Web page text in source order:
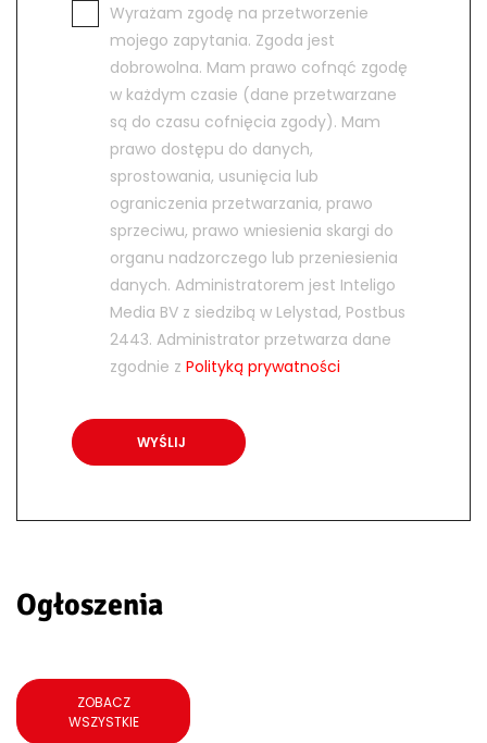
Wyrażam zgodę na przetworzenie
mojego zapytania. Zgoda jest
dobrowolna. Mam prawo cofnąć zgodę
w każdym czasie (dane przetwarzane
są do czasu cofnięcia zgody). Mam
prawo dostępu do danych,
sprostowania, usunięcia lub
ograniczenia przetwarzania, prawo
sprzeciwu, prawo wniesienia skargi do
organu nadzorczego lub przeniesienia
danych. Administratorem jest Inteligo
Media BV z siedzibą w Lelystad, Postbus
2443. Administrator przetwarza dane
zgodnie z Polityką prywatności
Ogłoszenia
ZOBACZ
WSZYSTKIE